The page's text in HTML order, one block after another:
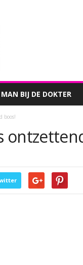
BIJ DE DOKTER
boos!